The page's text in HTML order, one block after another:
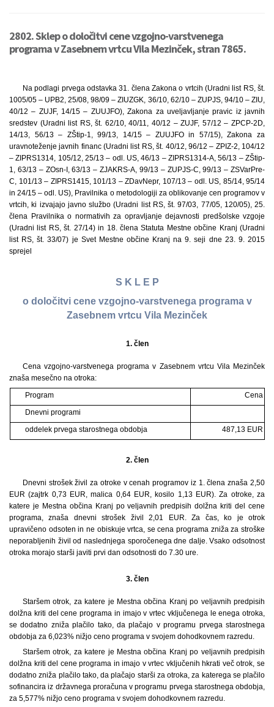
2802. Sklep o določitvi cene vzgojno-varstvenega
programa v Zasebnem vrtcu Vila Mezinček, stran 7865.
Na podlagi prvega odstavka 31. člena Zakona o vrtcih (Uradni list RS, št.
1005/05 – UPB2, 25/08, 98/09 – ZIUZGK, 36/10, 62/10 – ZUPJS, 94/10 – ZIU,
40/12 – ZUJF, 14/15 – ZUUJFO), Zakona za uveljavljanje pravic iz javnih
sredstev (Uradni list RS, št. 62/10, 40/11, 40/12 – ZUJF, 57/12 – ZPCP-2D,
14/13, 56/13 – ZŠtip-1, 99/13, 14/15 – ZUUJFO in 57/15), Zakona za
uravnoteženje javnih financ (Uradni list RS, št. 40/12, 96/12 – ZPIZ-2, 104/12
– ZIPRS1314, 105/12, 25/13 – odl. US, 46/13 – ZIPRS1314-A, 56/13 – ZŠtip-
1, 63/13 – ZOsn-I, 63/13 – ZJAKRS-A, 99/13 – ZUPJS-C, 99/13 – ZSVarPre-
C, 101/13 – ZIPRS1415, 101/13 – ZDavNepr, 107/13 – odl. US, 85/14, 95/14
in 24/15 – odl. US), Pravilnika o metodologiji za oblikovanje cen programov v
vrtcih, ki izvajajo javno službo (Uradni list RS, št. 97/03, 77/05, 120/05), 25.
člena Pravilnika o normativih za opravljanje dejavnosti predšolske vzgoje
(Uradni list RS, št. 27/14) in 18. člena Statuta Mestne občine Kranj (Uradni
list RS, št. 33/07) je Svet Mestne občine Kranj na 9. seji dne 23. 9. 2015
sprejel
S K L E P
o določitvi cene vzgojno-varstvenega programa v
Zasebnem vrtcu Vila Mezinček
1. člen
Cena vzgojno-varstvenega programa v Zasebnem vrtcu Vila Mezinček
znaša mesečno na otroka:
Program
Cena
Dnevni programi
oddelek prvega starostnega obdobja
487,13 EUR
2. člen
Dnevni strošek živil za otroke v cenah programov iz 1. člena znaša 2,50
EUR (zajtrk 0,73 EUR, malica 0,64 EUR, kosilo 1,13 EUR). Za otroke, za
katere je Mestna občina Kranj po veljavnih predpisih dolžna kriti del cene
programa, znaša dnevni strošek živil 2,01 EUR. Za čas, ko je otrok
upravičeno odsoten in ne obiskuje vrtca, se cena programa zniža za stroške
neporabljenih živil od naslednjega sporočenega dne dalje. Vsako odsotnost
otroka morajo starši javiti prvi dan odsotnosti do 7.30 ure.
3. člen
Staršem otrok, za katere je Mestna občina Kranj po veljavnih predpisih
dolžna kriti del cene programa in imajo v vrtec vključenega le enega otroka,
se dodatno zniža plačilo tako, da plačajo v programu prvega starostnega
obdobja za 6,023% nižjo ceno programa v svojem dohodkovnem razredu.
Staršem otrok, za katere je Mestna občina Kranj po veljavnih predpisih
dolžna kriti del cene programa in imajo v vrtec vključenih hkrati več otrok, se
dodatno zniža plačilo tako, da plačajo starši za otroka, za katerega se plačilo
sofinancira iz državnega proračuna v programu prvega starostnega obdobja,
za 5,577% nižjo ceno programa v svojem dohodkovnem razredu.